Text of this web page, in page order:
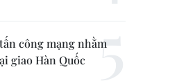
công mạng nhằm
giao Hàn Quốc